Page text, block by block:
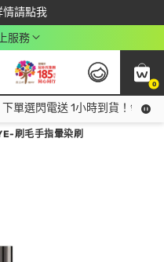
情請點我
回饋$350
服務
0
下單選閃電送 1小時到貨！領神
刷毛手指暈染刷